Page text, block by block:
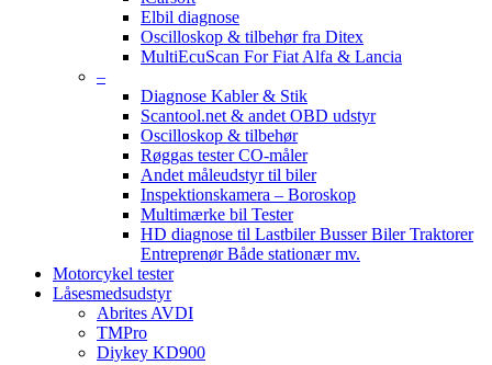
Elbil diagnose
Oscilloskop & tilbehør fra Ditex
MultiEcuScan For Fiat Alfa & Lancia
–
Diagnose Kabler & Stik
Scantool.net & andet OBD udstyr
Oscilloskop & tilbehør
Røggas tester CO-måler
Andet måleudstyr til biler
Inspektionskamera – Boroskop
Multimærke bil Tester
HD diagnose til Lastbiler Busser Biler Traktorer
Entreprenør Både stationær mv.
Motorcykel tester
Låsesmedsudstyr
Abrites AVDI
TMPro
Diykey KD900